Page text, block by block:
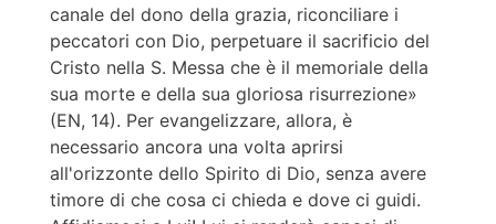
canale del dono della grazia, riconciliare i
peccatori con Dio, perpetuare il sacrificio del
Cristo nella S. Messa che è il memoriale della
sua morte e della sua gloriosa risurrezione»
(EN, 14). Per evangelizzare, allora, è
necessario ancora una volta aprirsi
all'orizzonte dello Spirito di Dio, senza avere
timore di che cosa ci chieda e dove ci guidi.